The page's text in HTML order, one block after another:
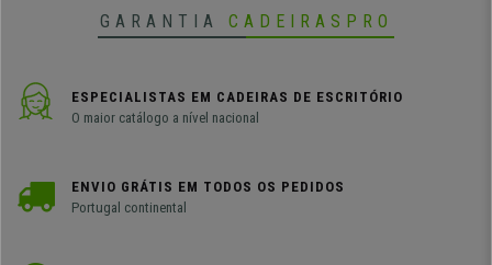
GARANTIA CADEIRASPRO
ESPECIALISTAS EM CADEIRAS DE ESCRITÓRIO
O maior catálogo a nível nacional
ENVIO GRÁTIS EM TODOS OS PEDIDOS
Portugal continental